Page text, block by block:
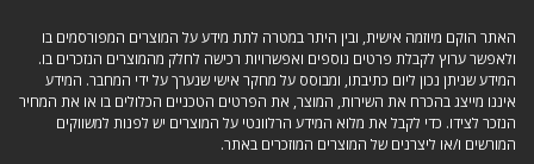
האתר הוקם מיוזמה אישית, ובין היתר במטרה לתת מידע על המוצרים המפורסמים בו
ולאפשר ערוץ לקבלת פרטים נוספים ואפשרויות רכישה לחלק מהמוצרים הנזכרים בו.
המידע שניתן נכון ליום כתיבתו, ומבוסס על מחקר אישי שנערך על ידי המחבר. המידע
איננו מייצג בהכרח את השירות, המוצר, את הפרטים הטכניים הכלולים בו או את המחיר
הנזכר לצידו. כדי לקבל את מלוא המידע הרלוונטי על המוצרים יש לפנות למשווקים
המורשים ו/או ליצרנים של המוצרים המוזכרים באתר.